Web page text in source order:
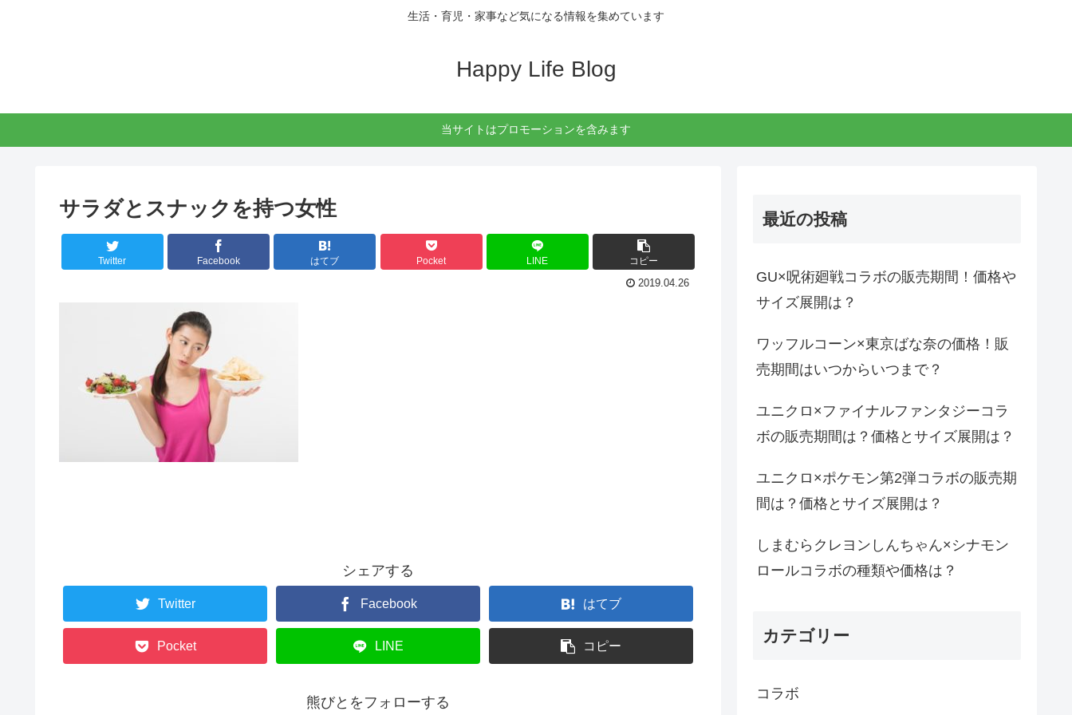
生活・育児・家事など気になる情報を集めています
Happy Life Blog
当サイトはプロモーションを含みます
サラダとスナックを持つ女性
Twitter Facebook はてブ Pocket LINE コピー
2019.04.26
シェアする
Twitter Facebook はてブ
Pocket LINE コピー
熊びとをフォローする
最近の投稿
GU×呪術廻戦コラボの販売期間！価格や
サイズ展開は？
ワッフルコーン×東京ばな奈の価格！販
売期間はいつからいつまで？
ユニクロ×ファイナルファンタジーコラ
ボの販売期間は？価格とサイズ展開は？
ユニクロ×ポケモン第2弾コラボの販売期
間は？価格とサイズ展開は？
しまむらクレヨンしんちゃん×シナモン
ロールコラボの種類や価格は？
カテゴリー
コラボ